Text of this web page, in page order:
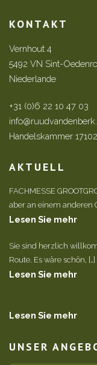
KONTAKT
Vernhout 4
5492 VN Sint-
Niederlande
+31 (0)6 22 10 47 03
Handelskammer
AKTUELL
FACHMESSE
aber an einem anderen
Lesen Sie mehr
Sie sind herzlich
Route. Es wäre schön, […]
Lesen Sie mehr
Lesen Sie mehr
UNSER